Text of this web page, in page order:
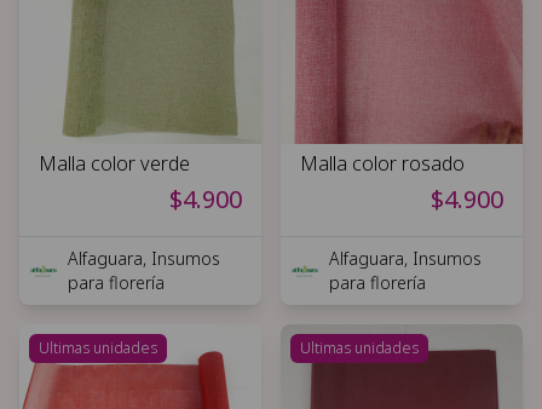
Malla color verde
$4.900
Alfaguara, Insumos
para florería
Malla color rosado
$4.900
Alfaguara, Insumos
para florería
Ultimas unidades Ultimas unidades